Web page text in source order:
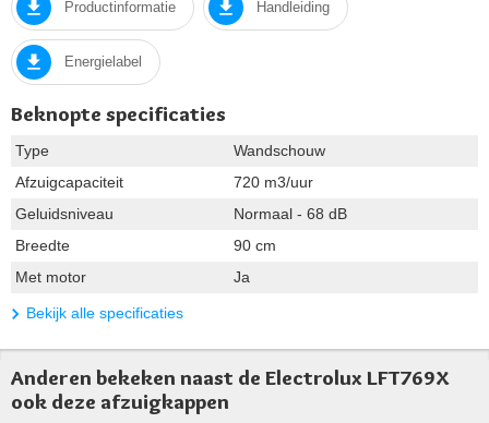
Productinformatie Handleiding
Energielabel
Beknopte specificaties
Type
Wandschouw
Afzuigcapaciteit
720 m3/uur
Geluidsniveau
Normaal - 68 dB
Breedte
90 cm
Met motor
Ja
Bekijk alle specificaties
Anderen bekeken naast de Electrolux LFT769X
ook deze afzuigkappen